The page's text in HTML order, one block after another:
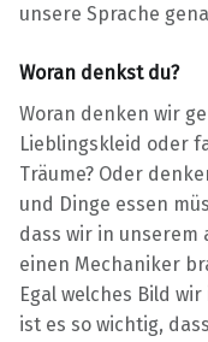
unsere Sprache
Woran denkst du?
Woran denken wir
Lieblingskleid oder
Träume? Oder
und Dinge essen
dass wir in unserem
einen Mechaniker
Egal welches Bild
ist es so wichtig,